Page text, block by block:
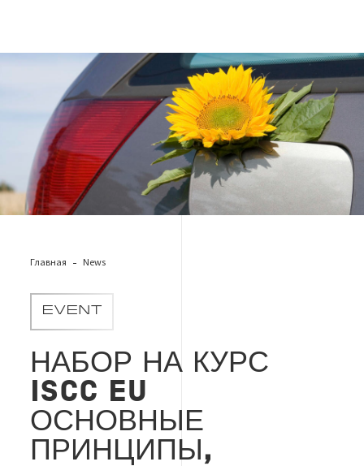
ISCC
Главная News
EVENT
НАБОР НА КУРС
ISCC EU
ОСНОВНЫЕ
ПРИНЦИПЫ,